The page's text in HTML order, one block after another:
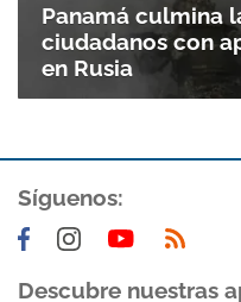
Panamá culmina
ciudadanos con
en Rusia
Síguenos:
Descubre nuestras